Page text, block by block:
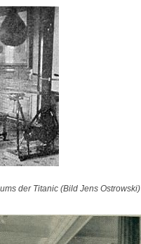
der Titanic (Bild Jens Ostrowski)